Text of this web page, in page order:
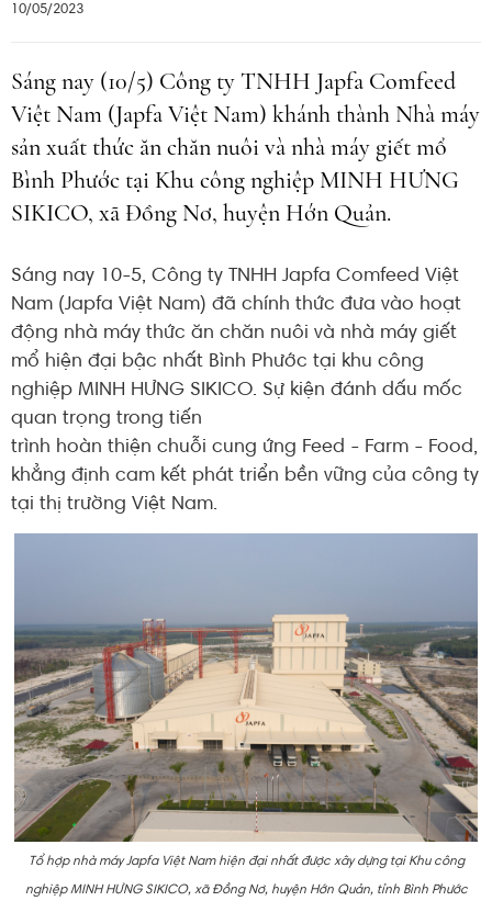
10/05/2023
Sáng nay (10/5) Công ty TNHH Japfa Comfeed
Việt Nam (Japfa Việt Nam) khánh thành Nhà máy
sản xuất thức ăn chăn nuôi và nhà máy giết mổ
Bình Phước tại Khu công nghiệp MINH HƯNG
SIKICO, xã Đồng Nơ, huyện Hớn Quản.
Sáng nay 10-5, Công ty TNHH Japfa Comfeed Việt
Nam (Japfa Việt Nam) đã chính thức đưa vào hoạt
động nhà máy thức ăn chăn nuôi và nhà máy giết
mổ hiện đại bậc nhất Bình Phước tại khu công
nghiệp MINH HƯNG SIKICO. Sự kiện đánh dấu mốc
quan trọng trong tiến
trình hoàn thiện chuỗi cung ứng Feed - Farm - Food,
khẳng định cam kết phát triển bền vững của công ty
tại thị trường Việt Nam.
Tổ hợp nhà máy Japfa Việt Nam hiện đại nhất được xây dựng tại Khu công
nghiệp MINH HƯNG SIKICO, xã Đồng Nơ, huyện Hớn Quản, tỉnh Bình Phước